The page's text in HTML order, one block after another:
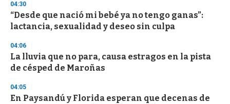
d
s
o
f
3
s
e
c
n
d
04:30
“Desde que nació mi bebé ya no tengo ganas”:
lactancia, sexualidad y deseo sin culpa
04:06
La lluvia que no para, causa estragos en la pista
de césped de Maroñas
04:05
En Paysandú y Florida esperan que decenas de